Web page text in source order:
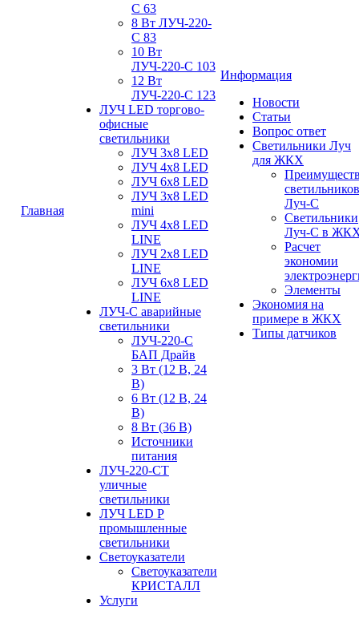
Главная
С 63
8 Вт ЛУЧ-220-
С 83
10 Вт
ЛУЧ-220-С 103
12 Вт
ЛУЧ-220-С 123
ЛУЧ LED торгово-
офисные
светильники
ЛУЧ 3х8 LED
ЛУЧ 4х8 LED
ЛУЧ 6х8 LED
ЛУЧ 3х8 LED
mini
ЛУЧ 4х8 LED
LINE
ЛУЧ 2х8 LED
LINE
ЛУЧ 6х8 LED
LINE
ЛУЧ-С аварийные
светильники
ЛУЧ-220-С
БАП Драйв
3 Вт (12 В, 24
В)
6 Вт (12 В, 24
В)
8 Вт (36 В)
Источники
питания
ЛУЧ-220-СТ
уличные
светильники
ЛУЧ LED P
промышленные
светильники
Светоуказатели
Светоуказатели
КРИСТАЛЛ
Услуги
Информация
Новости
Статьи
Вопрос ответ
Светильники Луч
для ЖКХ
светильников
Луч-С
Светильники
Луч-С в
Расчет
экономии
Элементы
Экономия на
примере в ЖКХ
Типы датчиков